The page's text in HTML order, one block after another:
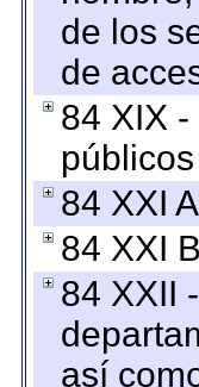
de los
de
84 XIX
84 XXI
84 XXI
84 XXII
así